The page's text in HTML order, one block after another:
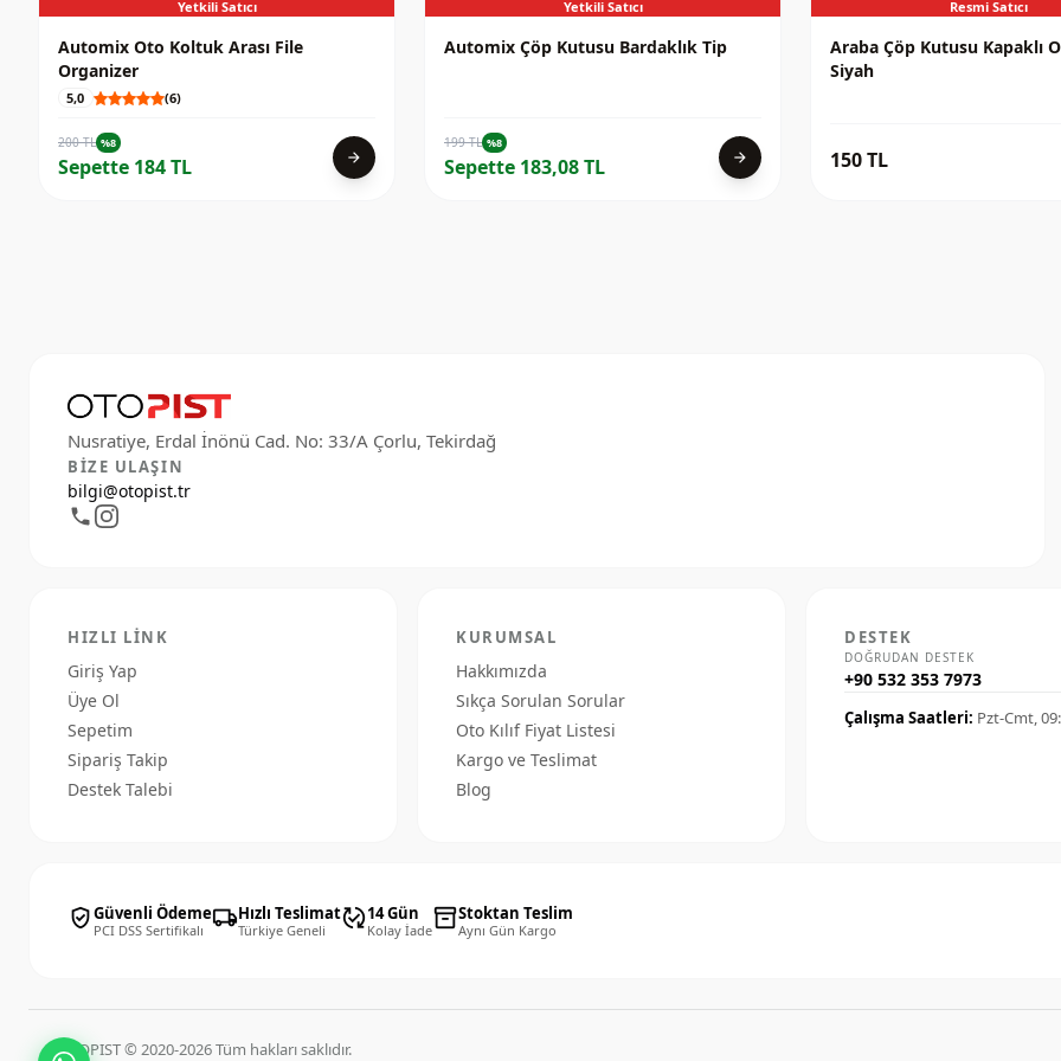
Yetkili Satıcı
Automix Oto Koltuk Arası File
Organizer
5,0 (6)
200 TL %8
Sepette 184 TL arrow_forward
Yetkili Satıcı
Automix Çöp Kutusu Bardaklık Tip
199 TL %8
Sepette 183,08 TL arrow_forward
Resmi Satıcı
Araba Çöp Kutusu Kapaklı
Siyah
150 TL
BIZE ULAŞIN
bilgi@otopist.tr
HIZLI LINK
Giriş Yap
Üye Ol
Sepetim
Sipariş Takip
Destek Talebi
KURUMSAL
Hakkımızda
Sıkça Sorulan Sorular
Oto Kılıf Fiyat Listesi
Kargo ve Teslimat
Blog
DESTEK
DOĞRUDAN DESTEK
+90 532 353 7973
Çalışma Saatleri: Pzt-Cmt,
verified_userGüvenli Ödeme
PCI DSS Sertifikalı local_shippingHızlı Teslimat
Türkiye Geneli published_with_changes14 Gün
Kolay İadeinventory_2Stoktan Teslim
Aynı Gün Kargo
OTOPIST © 2020-2026 Tüm hakları saklıdır.